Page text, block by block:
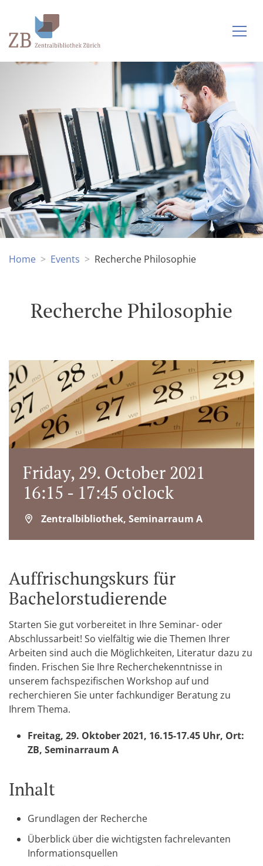
Home Events Recherche Philosophie
Recherche Philosophie
Friday, 29. October 2021
16:15 - 17:45 o'clock
Zentralbibliothek, Seminarraum A
Auffrischungskurs für
Bachelorstudierende
Starten Sie gut vorbereitet in Ihre Seminar- oder
Abschlussarbeit! So vielfältig wie die Themen Ihrer
Arbeiten sind auch die Möglichkeiten, Literatur dazu zu
finden. Frischen Sie Ihre Recherchekenntnisse in
unserem fachspezifischen Workshop auf und
recherchieren Sie unter fachkundiger Beratung zu
Ihrem Thema.
Freitag, 29. Oktober 2021, 16.15-17.45 Uhr, Ort:
ZB, Seminarraum A
Inhalt
Grundlagen der Recherche
Überblick über die wichtigsten fachrelevanten
Informationsquellen